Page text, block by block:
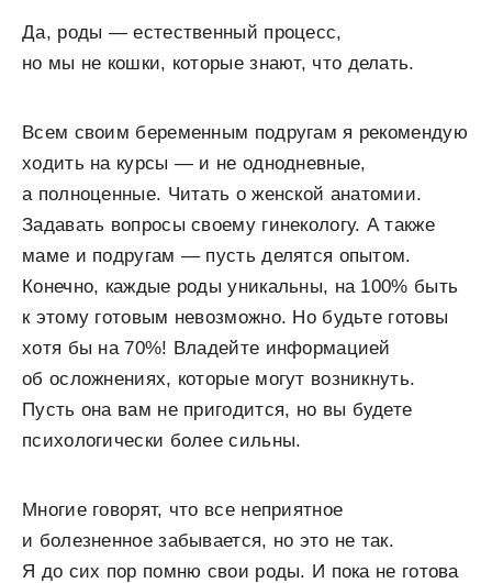
Да, роды — естественный процесс,
но мы не кошки, которые знают, что делать.
Всем своим беременным подругам я рекомендую
ходить на курсы — и не однодневные,
а полноценные. Читать о женской анатомии.
Задавать вопросы своему гинекологу. А также
маме и подругам — пусть делятся опытом.
Конечно, каждые роды уникальны, на 100% быть
к этому готовым невозможно. Но будьте готовы
хотя бы на 70%! Владейте информацией
об осложнениях, которые могут возникнуть.
Пусть она вам не пригодится, но вы будете
психологически более сильны.
Многие говорят, что все неприятное
и болезненное забывается, но это не так.
Я до сих пор помню свои роды. И пока не готова